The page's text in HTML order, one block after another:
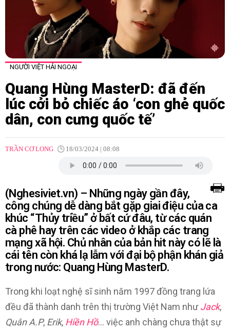
NGƯỜI VIỆT HẢI NGOẠI
Quang Hùng MasterD: đã đến
lúc cởi bỏ chiếc áo ‘con ghẻ quốc
dân, con cưng quốc tế’
TRẦN CƠ LONG 18/03/2024 | 08:08
(Nghesiviet.vn) – Những ngày gần đây,
công chúng dễ dàng bắt gặp giai điệu của ca
khúc “Thủy triều” ở bất cứ đâu, từ các quán
cà phê hay trên các video ở khắp các trang
mạng xã hội. Chủ nhân của bản hit này có lẽ là
cái tên còn khá lạ lẫm với đại bộ phận khán giả
trong nước: Quang Hùng MasterD.
Trong khi loạt nghệ sĩ sinh năm 1997 đồng trang lứa
đều đã thành danh trên thị trường Việt Nam nhưJack,
Quân A.P, Erik, Hiền Hồ… việc anh chàng chưa thật sự